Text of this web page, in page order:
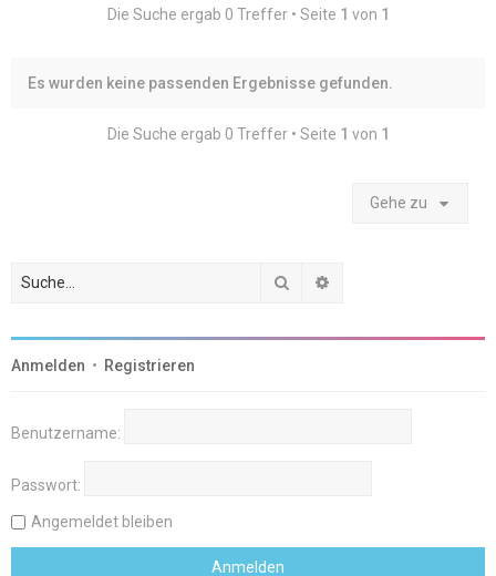
Die Suche ergab 0 Treffer • Seite 1 von 1
Es wurden keine passenden Ergebnisse gefunden.
Die Suche ergab 0 Treffer • Seite 1 von 1
Gehe zu
Suche
Anmelden • Registrieren
Benutzername:
Passwort:
Angemeldet bleiben